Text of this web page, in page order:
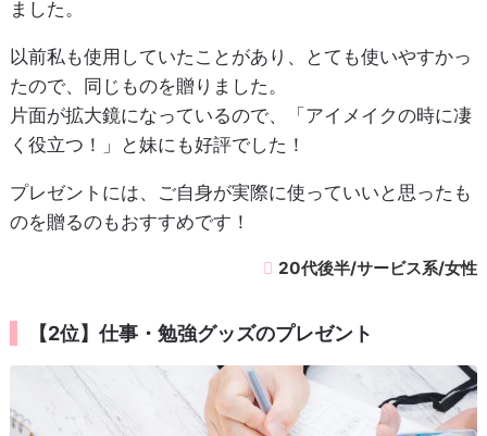
ました。
以前私も使用していたことがあり、とても使いやすかっ
たので、同じものを贈りました。
片面が拡大鏡になっているので、「アイメイクの時に凄
く役立つ！」と妹にも好評でした！
プレゼントには、ご自身が実際に使っていいと思ったも
のを贈るのもおすすめです！
20代後半/サービス系/女性
【2位】仕事・勉強グッズのプレゼント